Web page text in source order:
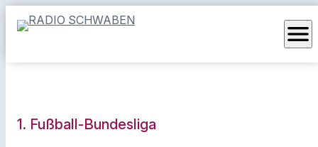
menu
1. Fußball-Bundesliga